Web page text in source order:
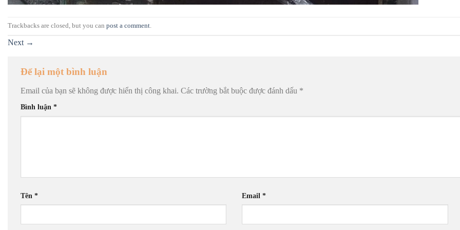
Trackbacks are closed, but you can post a comment.
Next →
Để lại một bình luận
Email của bạn sẽ không được hiển thị công khai. Các trường bắt buộc được đánh dấu *
Bình luận *
Tên * Email*